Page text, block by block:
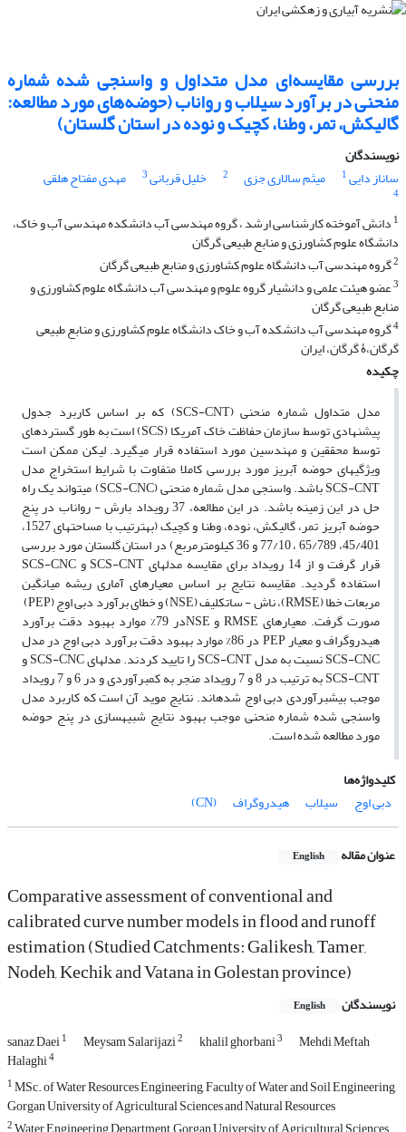
بررسی مقایسه‌ای مدل متداول و واسنجی شده شماره
منحنی در برآورد سیلاب و رواناب (حوضه‌های مورد مطالعه:
گالیکش، تمر، وطنا، کچیک و نوده در استان گلستان)
نویسندگان
ساناز دایی1 میثم سالاری جزی 2 خلیل قربانی3 مهدی مفتاح هلقی
4
1 دانش آموخته کارشناسی ارشد ، گروه مهندسی آب دانشکده مهندسی آب و خاک،
دانشگاه علوم کشاورزی و منابع طبیعی گرگان
2گروه مهندسی آب دانشگاه علوم کشاورزی و منابع طبیعی گرگان
3عضو هیئت علمی و دانشیار گروه علوم و مهندسی آب دانشگاه علوم کشاورزی و
منابع طبیعی گرگان
4گروه مهندسی آب دانشکده آب و خاک دانشگاه علوم کشاورزی و منابع طبیعی
گرگان،ۀ گرگان، ایران
چکیده
مدل متداول شماره منحنی (SCS-CNT) که بر اساس کاربرد جدول
پیشنهادی توسط سازمان حفاظت خاک آمریکا (SCS) است به طور گسترده­ای
توسط محققین و مهندسین مورد استفاده قرار می­گیرد. لیکن ممکن است
ویژگی­های حوضه آبریز مورد بررسی کاملا متفاوت با شرایط استخراج مدل
SCS-CNT باشد. واسنجی مدل شماره منحنی (SCS-CNC) می­تواند یک راه
حل در این زمینه باشد. در این مطالعه، 37 رویداد بارش - رواناب در پنج
حوضه آبریز تمر، گالیکش، نوده، وطنا و کچیک (به­ترتیب با مساحت­های 1527،
45/401، 65/789 ، 77/10 و 36 کیلومترمربع) در استان گلستان مورد بررسی
قرار گرفت و از 14 رویداد برای مقایسه مدل­های SCS-CNT و SCS-CNC
استفاده گردید. مقایسه نتایج بر اساس معیارهای آماری ریشه میانگین
مربعات خطا (RMSE)، ناش - ساتکلیف (NSE) و خطای برآورد دبی اوج (PEP)
صورت گرفت. معیارهای RMSE و NSEدر 79% موارد بهبود دقت برآورد
هیدروگراف و معیار PEP در 86% موارد بهبود دقت برآورد دبی اوج در مدل
SCS-CNC نسبت به مدل SCS-CNT را تایید کردند. مدل­های SCS-CNC و
SCS-CNT به ترتیب در 8 و 7 رویداد منجر به کم­برآوردی و در 6 و 7 رویداد
موجب بیش­برآوردی دبی اوج شده­اند. نتایج موید آن است که کاربرد مدل
واسنجی شده شماره منحنی موجب بهبود نتایج شبیه­سازی در پنج حوضه
مورد مطالعه شده است.
کلیدواژه‌ها
دبی اوج
سیلاب هیدروگراف (CN)
عنوان مقاله English
Comparative assessment of conventional and
calibrated curve number models in flood and runoff
estimation (Studied Catchments: Galikesh, Tamer,
Nodeh, Kechik and Vatana in Golestan province)
نویسندگان English
sanaz Daei1 Meysam Salarijazi2 khalil ghorbani3 Mehdi Meftah
Halaghi4
1MSc. of Water Resources Engineering, Faculty of Water and Soil Engineering,
Gorgan University of Agricultural Sciences and Natural Resources
2